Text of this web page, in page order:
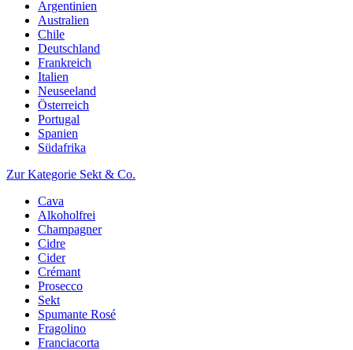
Argentinien
Australien
Chile
Deutschland
Frankreich
Italien
Neuseeland
Österreich
Portugal
Spanien
Südafrika
Zur Kategorie Sekt & Co.
Cava
Alkoholfrei
Champagner
Cidre
Cider
Crémant
Prosecco
Sekt
Spumante Rosé
Fragolino
Franciacorta